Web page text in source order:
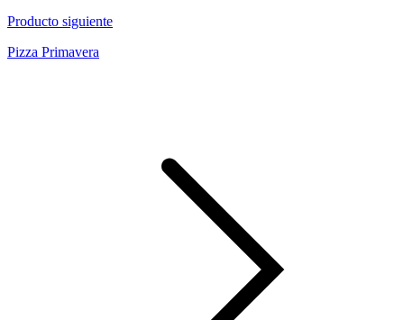
Producto siguiente
Pizza Primavera